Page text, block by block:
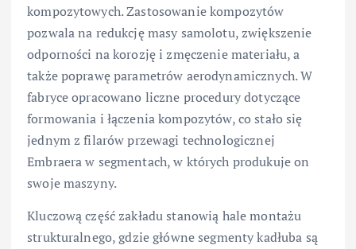
kompozytowych. Zastosowanie kompozytów
pozwala na redukcję masy samolotu, zwiększenie
odporności na korozję i zmęczenie materiału, a
także poprawę parametrów aerodynamicznych. W
fabryce opracowano liczne procedury dotyczące
formowania i łączenia kompozytów, co stało się
jednym z filarów przewagi technologicznej
Embraera w segmentach, w których produkuje on
swoje maszyny.
Kluczową część zakładu stanowią hale montażu
strukturalnego, gdzie główne segmenty kadłuba są